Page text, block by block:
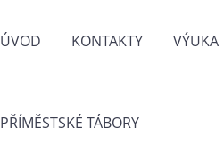
ÚVOD KONTAKTY VÝUKA
PŘÍMĚSTSKÉ TÁBORY